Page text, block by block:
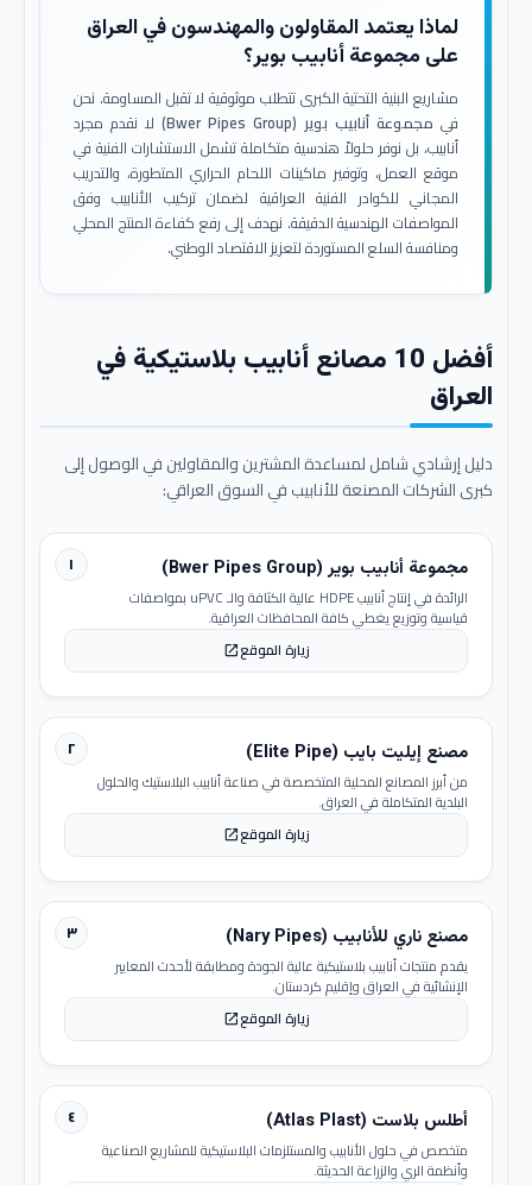
لماذا يعتمد المقاولون والمهندسون في العراق
على مجموعة أنابيب بوير؟
مشاريع البنية التحتية الكبرى تتطلب موثوقية لا تقبل المساومة. نحن
في مجموعة أنابيب بوير (Bwer Pipes Group)
لا نقدم مجرد
أنابيب، بل نوفر حلولاً هندسية متكاملة تشمل الاستشارات الفنية في
موقع العمل، وتوفير ماكينات اللحام الحراري المتطورة، والتدريب
المجاني للكوادر الفنية العراقية لضمان تركيب الأنابيب وفق
المواصفات الهندسية الدقيقة. نهدف إلى رفع كفاءة المنتج المحلي
ومنافسة السلع المستوردة لتعزيز الاقتصاد الوطني.
أفضل 10 مصانع أنابيب بلاستيكية في
العراق
دليل إرشادي شامل لمساعدة المشترين والمقاولين في الوصول إلى
كبرى الشركات المصنعة للأنابيب في السوق العراقي:
١ مجموعة أنابيب بوير (Bwer Pipes Group)
الرائدة في إنتاج أنابيب HDPE عالية الكثافة والـ uPVC بمواصفات
قياسية وتوزيع يغطي كافة المحافظات العراقية.
زيارة الموقعopen_in_new
٢ مصنع إيليت بايب (Elite Pipe)
من أبرز المصانع المحلية المتخصصة في صناعة أنابيب البلاستيك والحلول
البلدية المتكاملة في العراق.
زيارة الموقعopen_in_new
٣ مصنع ناري للأنابيب (Nary Pipes)
يقدم منتجات أنابيب بلاستيكية عالية الجودة ومطابقة لأحدث المعايير
الإنشائية في العراق وإقليم كردستان.
زيارة الموقعopen_in_new
٤ أطلس بلاست (Atlas Plast)
متخصص في حلول الأنابيب والمستلزمات البلاستيكية للمشاريع الصناعية
وأنظمة الري والزراعة الحديثة.